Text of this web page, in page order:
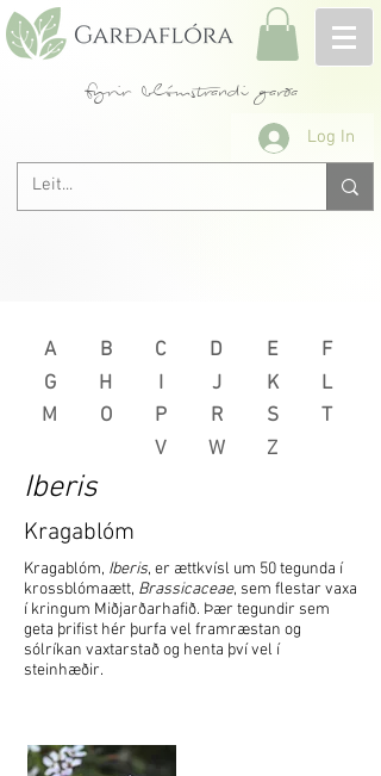
fyrir blómstrandi garða
Log In
A B C D E
F
G
M
H
I
O
P
J
R
K
L
S
T
V
W Z
Iberis
Kragablóm
Kragablóm, Iberis, er ættkvísl um 50 tegunda í
krossblómaætt, Brassicaceae, sem flestar vaxa
í kringum Miðjarðarhafið. Þær tegundir sem
geta þrifist hér þurfa vel framræstan og
sólríkan vaxtarstað og henta því vel í
steinhæðir.